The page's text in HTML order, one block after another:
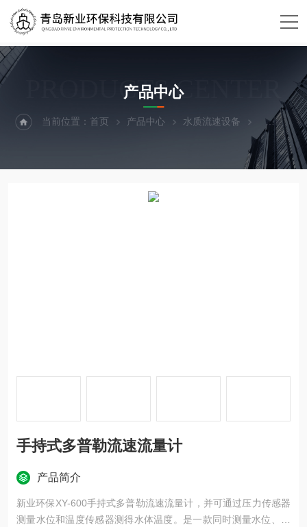
PRODUCTS CENTER
产品中心
当前位置：首页 产品中心 水质流速设备 便携式流
手持式多普勒流速流量计
产品简介
新业环保XY-600手持式多普勒流速流量计，并可通过压力传感器
测量水位和温度传感器测得水体温度。是一款同时测量水位、流